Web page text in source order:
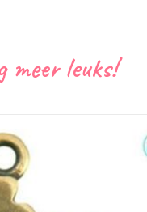
meer leuks!